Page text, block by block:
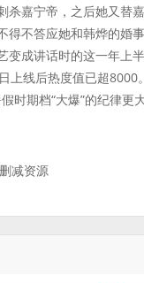
杀嘉宁帝，之后她又替
不答应她和韩烨的婚事
变成讲话时的这一年上
上线后热度值已超
时期档“大爆”的纪律更大
减资源